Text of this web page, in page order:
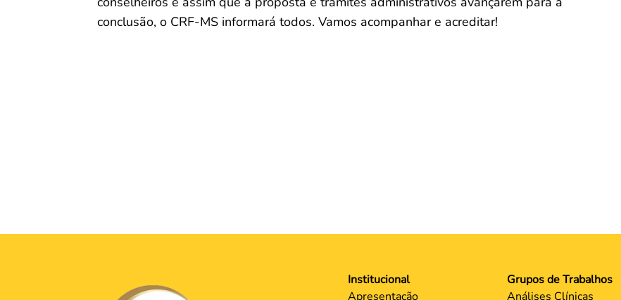
conclusão, o CRF-MS informará todos. Vamos acompanhar e acreditar!
Institucional
Apresentação
Grupos de Trabalhos
Análises Clínicas